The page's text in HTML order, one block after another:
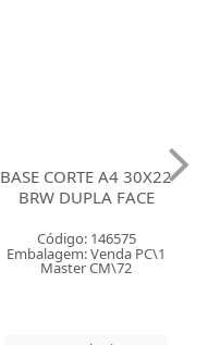
BASE CORTE A4 30X22
BRW DUPLA FACE
Código: 146575
Embalagem: Venda PC\1
Master CM\72